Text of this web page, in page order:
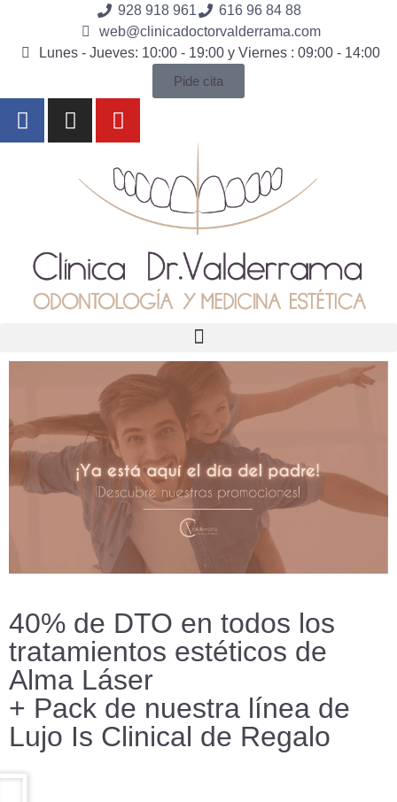
928 918 961
616 96 84 88
web@clinicadoctorvalderrama.com
Lunes - Jueves: 10:00 - 19:00 y Viernes : 09:00 - 14:00
Pide cita
40% de DTO en todos los
tratamientos estéticos de
Alma Láser
+ Pack de nuestra línea de
Lujo Is Clinical de Regalo